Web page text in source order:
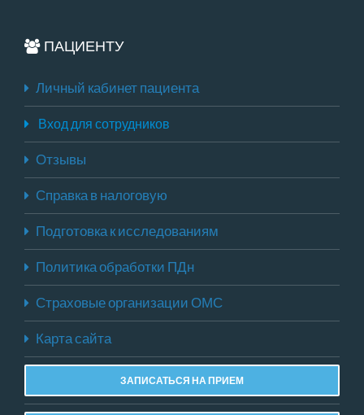
ПАЦИЕНТУ
Личный кабинет пациента
Вход для сотрудников
Отзывы
Справка в налоговую
Подготовка к исследованиям
Политика обработки ПДн
Страховые организации ОМС
Карта сайта
ЗАПИСАТЬСЯ НА ПРИЕМ